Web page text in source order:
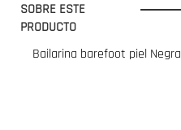
SOBRE ESTE
PRODUCTO
Bailarina barefoot piel Negra